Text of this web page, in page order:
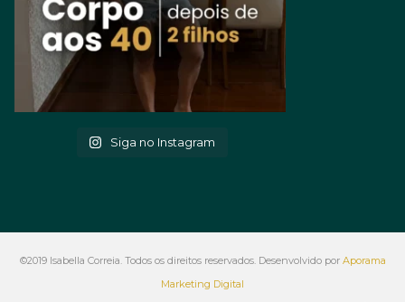
Siga no Instagram
©2019 Isabella Correia. Todos os direitos reservados. Desenvolvido por Aporama
Marketing Digital